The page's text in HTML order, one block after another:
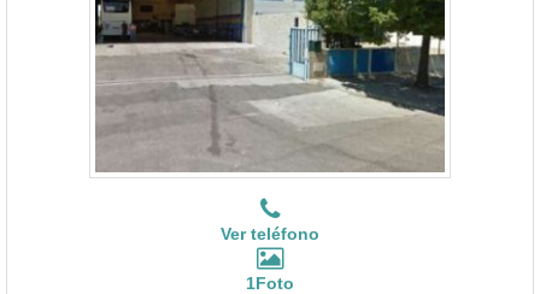
Ver teléfono
1Foto